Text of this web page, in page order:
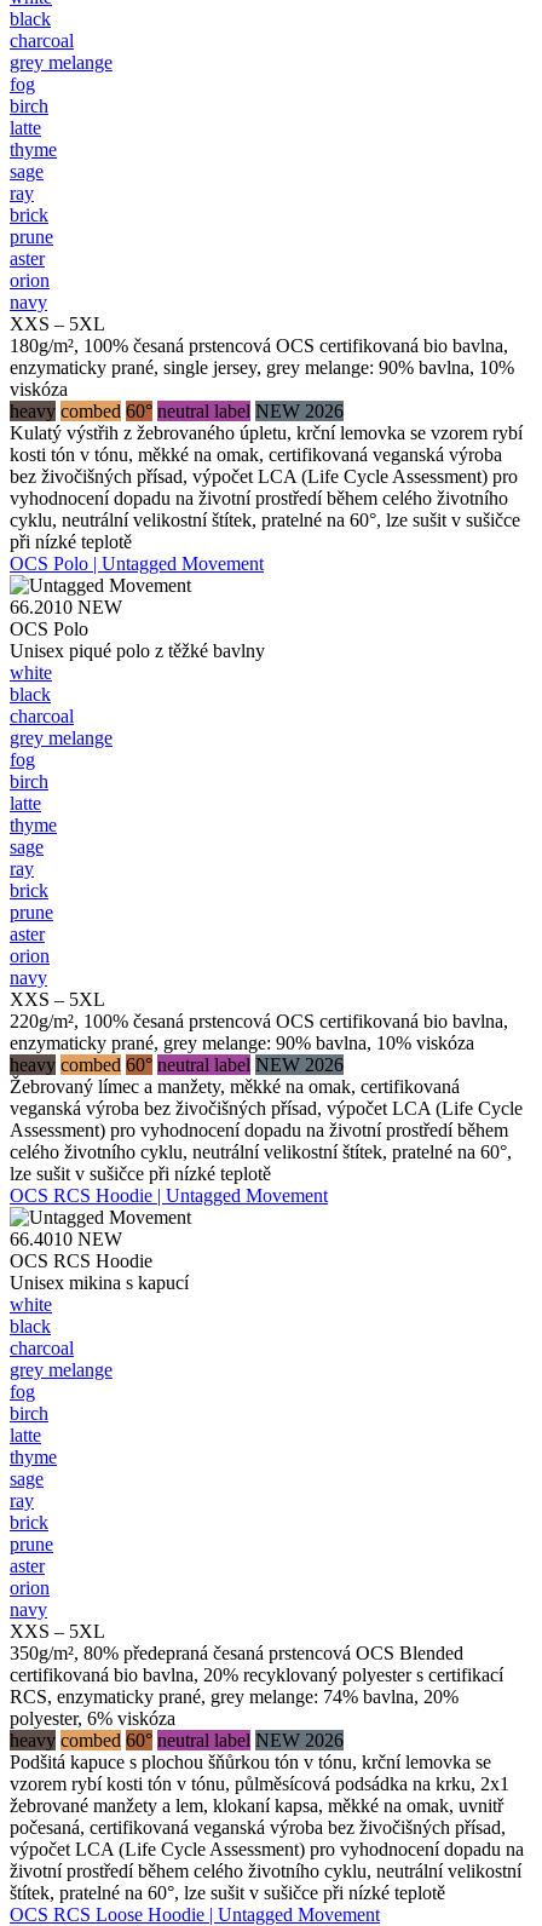
black
charcoal
grey melange
fog
birch
latte
thyme
sage
ray
brick
prune
aster
orion
navy
XXS – 5XL
180g/m², 100% česaná prstencová OCS certifikovaná bio bavlna,
enzymaticky prané, single jersey, grey melange: 90% bavlna, 10%
viskóza
heavy combed 60° neutral label NEW 2026
Kulatý výstřih z žebrovaného úpletu, krční lemovka se vzorem rybí
kosti tón v tónu, měkké na omak, certifikovaná veganská výroba
bez živočišných přísad, výpočet LCA (Life Cycle Assessment) pro
vyhodnocení dopadu na životní prostředí během celého životního
cyklu, neutrální velikostní štítek, pratelné na 60°, lze sušit v sušičce
při nízké teplotě
OCS Polo | Untagged Movement
66.2010 NEW
OCS Polo
Unisex piqué polo z těžké bavlny
white
black
charcoal
grey melange
fog
birch
latte
thyme
sage
ray
brick
prune
aster
orion
navy
XXS – 5XL
220g/m², 100% česaná prstencová OCS certifikovaná bio bavlna,
enzymaticky prané, grey melange: 90% bavlna, 10% viskóza
heavy combed 60° neutral label NEW 2026
Žebrovaný límec a manžety, měkké na omak, certifikovaná
veganská výroba bez živočišných přísad, výpočet LCA (Life Cycle
Assessment) pro vyhodnocení dopadu na životní prostředí během
celého životního cyklu, neutrální velikostní štítek, pratelné na 60°,
lze sušit v sušičce při nízké teplotě
OCS RCS Hoodie | Untagged Movement
66.4010 NEW
OCS RCS Hoodie
Unisex mikina s kapucí
white
black
charcoal
grey melange
fog
birch
latte
thyme
sage
ray
brick
prune
aster
orion
navy
XXS – 5XL
350g/m², 80% předepraná česaná prstencová OCS Blended
certifikovaná bio bavlna, 20% recyklovaný polyester s certifikací
RCS, enzymaticky prané, grey melange: 74% bavlna, 20%
polyester, 6% viskóza
heavy combed 60° neutral label NEW 2026
Podšitá kapuce s plochou šňůrkou tón v tónu, krční lemovka se
vzorem rybí kosti tón v tónu, půlměsícová podsádka na krku, 2x1
žebrované manžety a lem, klokaní kapsa, měkké na omak, uvnitř
počesaná, certifikovaná veganská výroba bez živočišných přísad,
výpočet LCA (Life Cycle Assessment) pro vyhodnocení dopadu na
životní prostředí během celého životního cyklu, neutrální velikostní
štítek, pratelné na 60°, lze sušit v sušičce při nízké teplotě
OCS RCS Loose Hoodie | Untagged Movement